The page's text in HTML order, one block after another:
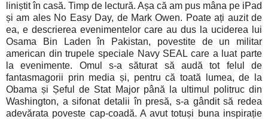
liniștit în casă. Timp de lectură. Așa că am pus mâna pe iPad
și am ales No Easy Day, de Mark Owen. Poate ați auzit de
ea, e descrierea evenimentelor care au dus la uciderea lui
Osama Bin Laden în Pakistan, povestite de un militar
american din trupele speciale Navy SEAL care a luat parte
la evenimente. Omul s-a săturat să audă tot felul de
fantasmagorii prin media și, pentru că toată lumea, de la
Obama și Șeful de Stat Major până la ultimul politruc din
Washington, a sifonat detalii în presă, s-a gândit să redea
adevărata poveste cap-coadă. A avut totuși buna inspirație